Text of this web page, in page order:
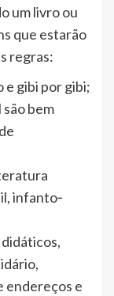
um livro ou
que estarão
regras:
e gibi por gibi;
bem
infanto‐
endereços e